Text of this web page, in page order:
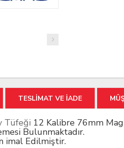
TESLİMAT VE İADE
Tüfeği 12 Kalibre 76mm
Bulunmaktadır.
imal Edilmiştir.